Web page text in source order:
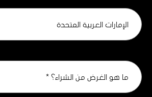
الإمارات العربية المتحدة
ما هو الغرض من الشراء؟ *